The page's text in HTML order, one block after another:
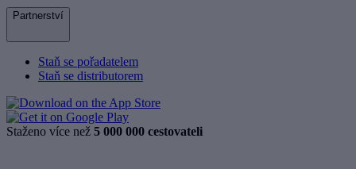
Partnerství
Staň se pořadatelem
Staň se distributorem
Staženo více než 5 000 000 cestovateli